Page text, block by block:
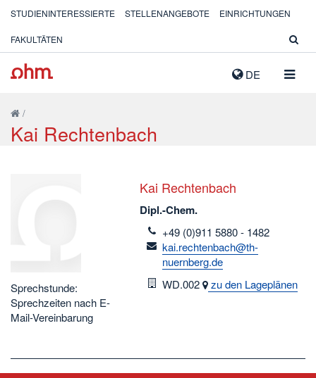
DE
STUDIENINTERESSIERTE STELLENANGEBOTE EINRICHTUNGEN
FAKULTÄTEN
/
Kai Rechtenbach
Sprechstunde:
Sprechzeiten nach E-
Mail-Vereinbarung
Kai Rechtenbach
Dipl.-Chem.
telefon
+49 (0)911 5880 - 1482
email
kai.rechtenbach@th-
nuernberg.de
Raum
WD.002 zu den Lageplänen